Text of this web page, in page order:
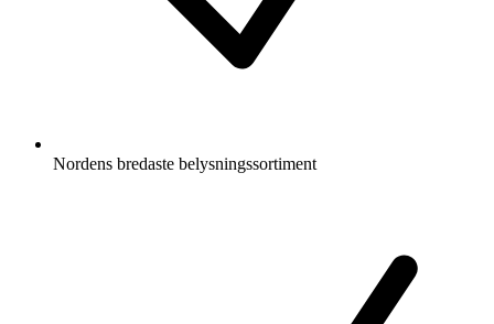
Nordens bredaste belysningssortiment